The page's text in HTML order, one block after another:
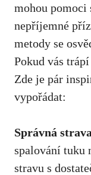
mohou pomoci
nepříjemné
metody se
Pokud vás
Zde je pár
vypořádat:
Správná
spalování tuku
stravu s